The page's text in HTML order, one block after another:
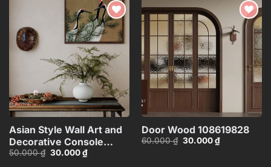
Add to
wishlist
Asian Style Wall Art and
Decorative Console
Table_101474081
50.000₫ Giá
30.000₫Giá
hiện
Add to
wishlist
Door Wood 108619828
60.000₫ Giá
30.000₫Giá
hiện